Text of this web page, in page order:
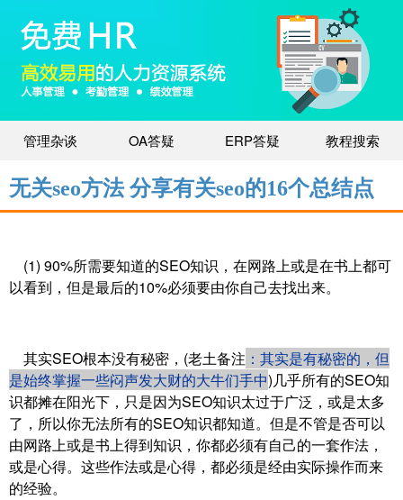
管理杂谈 OA答疑 ERP答疑 教程搜索
无关seo方法 分享有关seo的16个总结点
(1) 90%所需要知道的SEO知识，在网路上或是在书上都可
以看到，但是最后的10%必须要由你自己去找出来。
其实SEO根本没有秘密，(老土备注 ：其实是有秘密的，但
是始终掌握一些闷声发大财的大牛们手中)几乎所有的SEO知
识都摊在阳光下，只是因为SEO知识太过于广泛，或是太多
了，所以你无法所有的SEO知识都知道。但是不管是否可以
由网路上或是书上得到知识，你都必须有自己的一套作法，
或是心得。这些作法或是心得，都必须是经由实际操作而来
的经验。